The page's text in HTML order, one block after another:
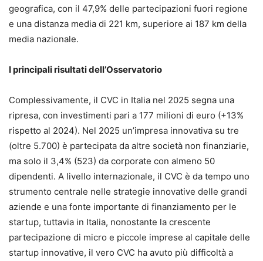
geografica, con il 47,9% delle partecipazioni fuori regione
e una distanza media di 221 km, superiore ai 187 km della
media nazionale.
I principali risultati dell’Osservatorio
Complessivamente, il CVC in Italia nel 2025 segna una
ripresa, con investimenti pari a 177 milioni di euro (+13%
rispetto al 2024). Nel 2025 un’impresa innovativa su tre
(oltre 5.700) è partecipata da altre società non finanziarie,
ma solo il 3,4% (523) da corporate con almeno 50
dipendenti. A livello internazionale, il CVC è da tempo uno
strumento centrale nelle strategie innovative delle grandi
aziende e una fonte importante di finanziamento per le
startup, tuttavia in Italia, nonostante la crescente
partecipazione di micro e piccole imprese al capitale delle
startup innovative, il vero CVC ha avuto più difficoltà a